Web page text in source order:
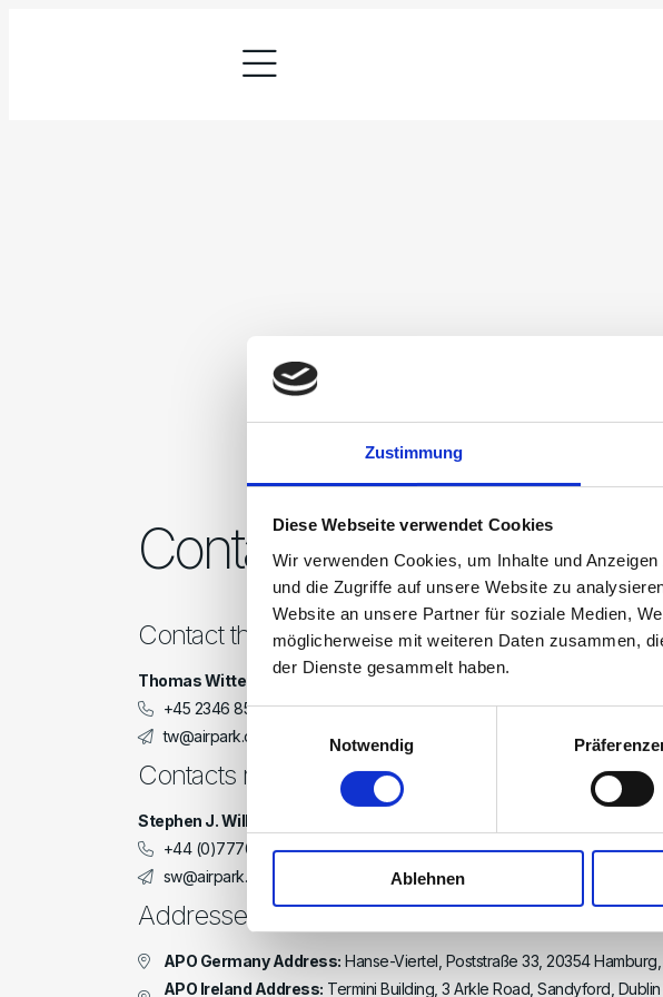
Zustimmung
Diese Webseite verwendet Cookies
Wir verwenden Cookies, um Inhalte und
und die Zugriffe auf unsere Website zu
Website an unsere Partner für soziale Medien,
möglicherweise mit weiteren Daten zusammen,
der Dienste gesammelt haben.
Einwilligungsauswahl
Notwendig
Ablehnen
Contact
Contact the Management
Thomas Wittenborg
+45 2346 8500
tw@airpark.one
Contacts related to the Investment Proposal
Stephen J. Williams
+44 (0)7770 833 737
sw@airpark.one
Addresses
APO Germany Address: Hanse-Viertel, Poststraße 33, 20354
APO Ireland Address: Termini Building, 3 Arkle Road, Sandyford, Dublin